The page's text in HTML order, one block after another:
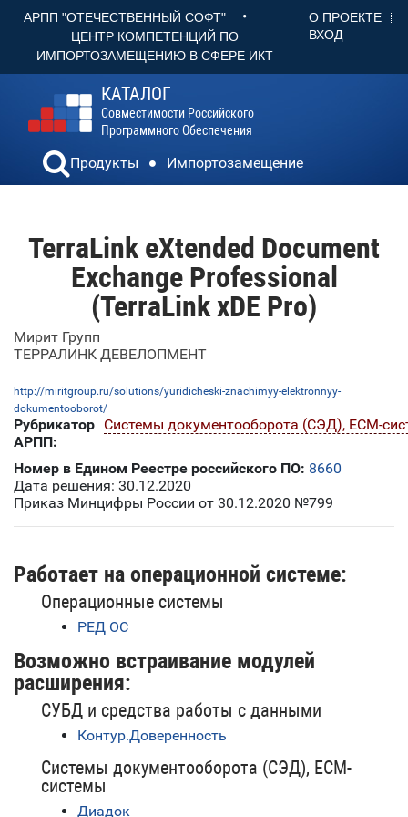
АРПП "ОТЕЧЕСТВЕННЫЙ СОФТ" •
ЦЕНТР КОМПЕТЕНЦИЙ ПО
ИМПОРТОЗАМЕЩЕНИЮ В СФЕРЕ ИКТ
О ПРОЕКТЕ
ВХОД
КАТАЛОГ
Совместимости Российского
Программного Обеспечения
Продукты Импортозамещение
TerraLink eXtended Document
Exchange Professional
(TerraLink xDE Pro)
Мирит Групп
ТЕРРАЛИНК ДЕВЕЛОПМЕНТ
http://miritgroup.ru/solutions/yuridicheski-znachimyy-elektronnyy-
dokumentooborot/
Рубрикатор
АРПП:
Системы документооборота (СЭД), ECM-
Номер в Едином Реестре российского ПО: 8660
Дата решения: 30.12.2020
Приказ Минцифры России от 30.12.2020 №799
Работает на операционной системе:
Операционные системы
РЕД ОС
Возможно встраивание модулей
расширения:
СУБД и средства работы с данными
Контур.Доверенность
Системы документооборота (СЭД), ECM-
системы
Диадок